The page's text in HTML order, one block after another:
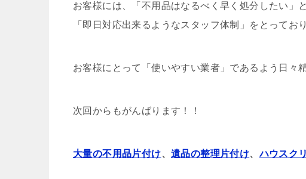
お客様には、「不用品はなるべく早く処分したい」
「即日対応出来るようなスタッフ体制」をとってお
お客様にとって「使いやすい業者」であるよう日々
次回からもがんばります！！
大量の不用品片付け、遺品の整理片付け、ハウスク